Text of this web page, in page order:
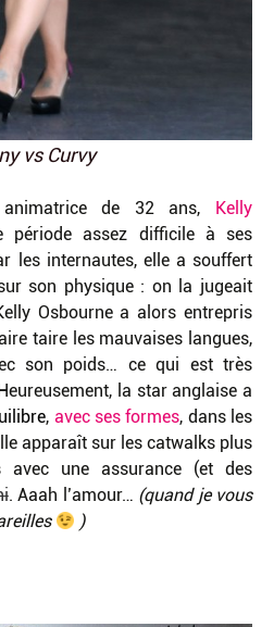
vs Curvy
animatrice de 32 ans, Kelly
période assez difficile à ses
les internautes, elle a souffert
son physique : on la jugeait
Osbourne a alors entrepris
taire les mauvaises langues,
son poids… ce qui est très
la star anglaise a
, avec ses formes, dans les
apparaît sur les catwalks plus
avec une assurance (et des
. Aaah l’amour… (quand je vous
)